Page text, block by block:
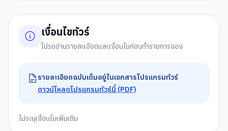
เงื่อนไขทัวร์
โปรดอ่านรายละเอียดและเงื่อนไขก่อนทำรายการจอง
รายละเอียดฉบับเต็มอยู่ในเอกสารโปรแกรมทัวร์
ดาวน์โหลดโปรแกรมทัวร์นี้ (PDF)
ไม่ระบุเงื่อนไขเพิ่มเติม